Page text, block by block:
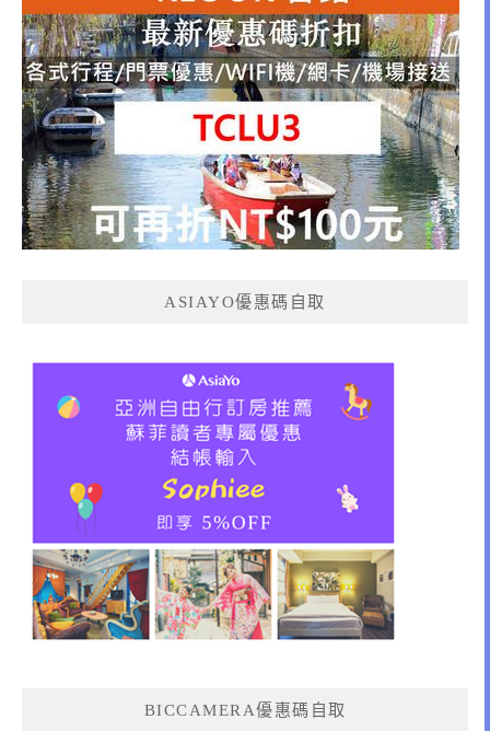
ASIAYO優惠碼自取
BICCAMERA優惠碼自取